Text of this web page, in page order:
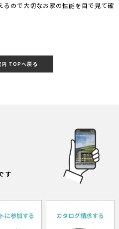
ので大切なお家の性能を目で見て確
内 TOPへ戻る
す
に参加する カタログ請求する